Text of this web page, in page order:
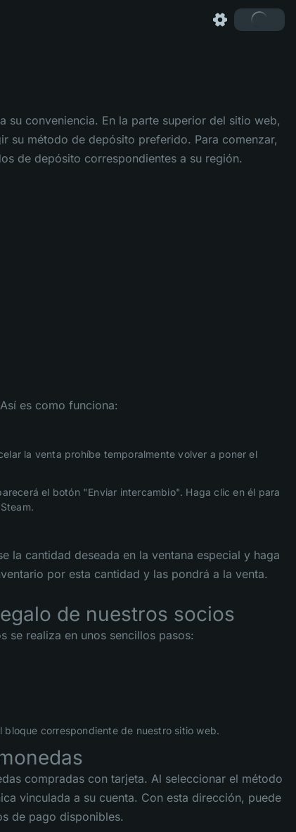
su conveniencia. En la parte superior del sitio web,
su método de depósito preferido. Para comenzar,
de depósito correspondientes a su región.
es como funciona:
la venta prohíbe temporalmente volver a poner el
el botón "Enviar intercambio". Haga clic en él para
la cantidad deseada en la ventana especial y haga
por esta cantidad y las pondrá a la venta.
de nuestros socios
se realiza en unos sencillos pasos:
correspondiente de nuestro sitio web.
compradas con tarjeta. Al seleccionar el método
vinculada a su cuenta. Con esta dirección, puede
de pago disponibles.